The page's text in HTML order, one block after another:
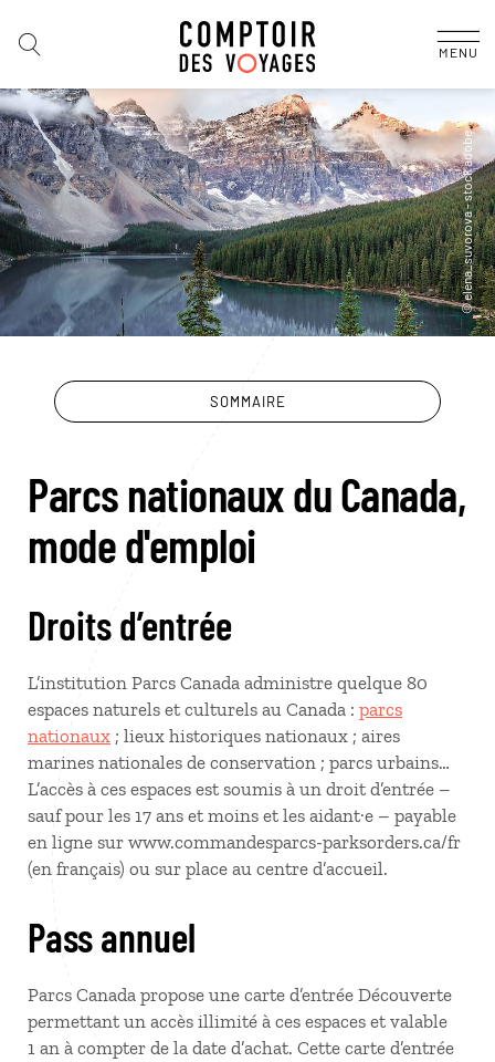
MENU
SOMMAIRE
Parcs nationaux du Canada,
mode d'emploi
Droits d’entrée
L’institution Parcs Canada administre quelque 80
espaces naturels et culturels au Canada : parcs
nationaux ; lieux historiques nationaux ; aires
marines nationales de conservation ; parcs urbains…
L’accès à ces espaces est soumis à un droit d’entrée –
sauf pour les 17 ans et moins et les aidant·e – payable
en ligne sur www.commandesparcs-parksorders.ca/fr
(en français) ou sur place au centre d’accueil.
Pass annuel
Parcs Canada propose une carte d’entrée Découverte
permettant un accès illimité à ces espaces et valable
1 an à compter de la date d’achat. Cette carte d’entrée